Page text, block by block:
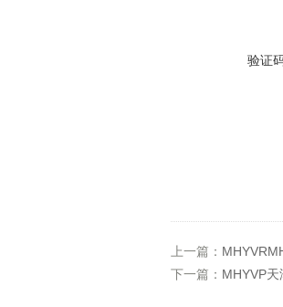
验证
上一篇：
下一篇： MHYVP